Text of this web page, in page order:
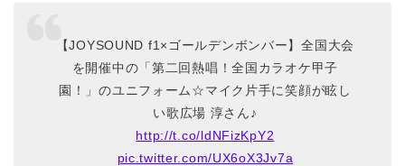
【JOYSOUND f1×ゴールデンボンバー】全国大会
を開催中の「第二回熱唱！全国カラオケ甲子
園！」のユニフォーム☆マイク片手に笑顔が眩し
い歌広場 淳さん♪
http://t.co/ldNFizKpY2
pic.twitter.com/UX6oX3Jv7a